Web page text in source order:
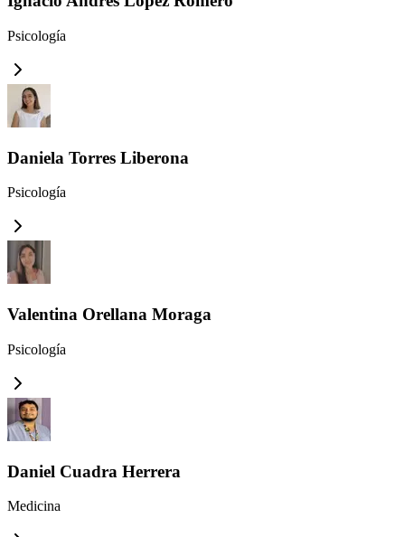
Psicología
Daniela Torres Liberona
Psicología
Valentina Orellana Moraga
Psicología
Daniel Cuadra Herrera
Medicina